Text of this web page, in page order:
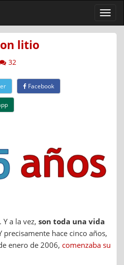
Ver
menú
litio
32
Facebook
a la vez, son toda una vida
precisamente hace cinco años,
enero de 2006, comenzaba su